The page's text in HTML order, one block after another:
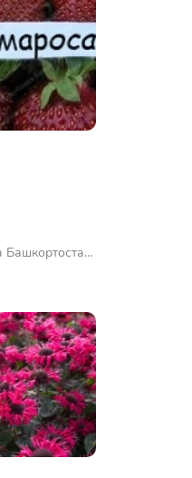
Башкортостан,